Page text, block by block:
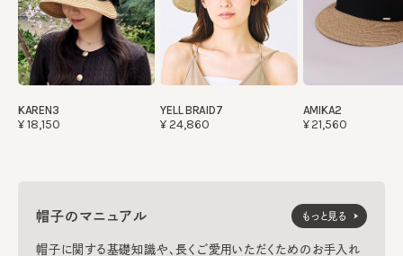
KAREN3
¥18,150
YELL BRAID7
¥24,860
AMIKA2
¥21,560
帽子のマニュアル
帽子に関する基礎知識や、長くご愛用いただくためのお手入れ
もっと見る